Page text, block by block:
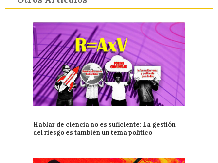
Hablar de ciencia no es suficiente: La gestión
del riesgo es también un tema político